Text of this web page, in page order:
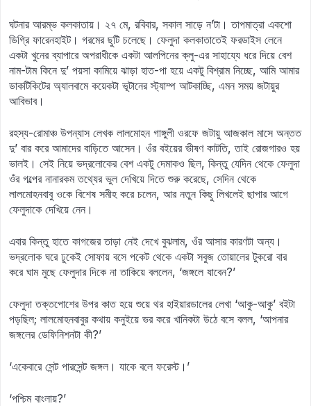
ঘটনার আরম্ভ কলকাতায়। ২৭ মে, রবিবার, সকাল সাড়ে ন’টা। তাপমাত্রা একশো
ডিগ্রি ফারেনহাইট। গরমের ছুটি চলেছে। ফেলুদা কলকাতাতেই ফরডাইস লেনে
একটা খুনের ব্যাপারে অপরাধীকে একটা আলপিনের ক্লু-এর সাহায্যে ধরে দিয়ে বেশ
নাম-টাম কিনে দু’ পয়সা কামিয়ে ঝাড়া হাত-পা হয়ে একটু বিশ্রাম নিচ্ছে, আমি আমার
ডাকটিকিটের অ্যালবামে কয়েকটা ভূটানের স্ট্যাম্প আটকাচ্ছি, এমন সময় জটায়ুর
আবিভাব।
রহস্য-রোমাঞ্চ উপন্যাস লেখক লালমোহন গাঙ্গুলী ওরফে জটায়ু আজকাল মাসে অন্তত
দু’ বার করে আমাদের বাড়িতে আসেন। ওঁর বইয়ের ভীষণ কাটতি, তাই রোজগারও হয়
ভালই। সেই নিয়ে ভদ্রলোকের বেশ একটু দেমাকও ছিল, কিন্তু যেদিন থেকে ফেলুদা
ওঁর গল্পের নানারকম তথ্যের ভুল দেখিয়ে দিতে শুরু করেছে, সেদিন থেকে
লালমোহনবাবু ওকে বিশেষ সমীহ করে চলেন, আর নতুন কিছু লিখলেই ছাপার আগে
ফেলুদাকে দেখিয়ে নেন।
এবার কিন্তু হাতে কাগজের তাড়া নেই দেখে বুঝলাম, ওঁর আসার কারণটা অন্য।
ভদ্রলোক ঘরে ঢুকেই সোফায় বসে পকেট থেকে একটা সবুজ তোয়ালের টুকরো বার
করে ঘাম মুছে ফেলুদার দিকে না তাকিয়ে বললেন, ‘জঙ্গলে যাবেন?’
ফেলুদা তক্তপোশের উপর কাত হয়ে শুয়ে থর হাইয়ারডালের লেখা ‘আকু-আকু’ বইটা
পড়ছিল; লালমোহনবাবুর কথায় কনুইয়ে ভর করে খানিকটা উঠে বসে বলল, ‘আপনার
জঙ্গলের ডেফিনিশনটা কী?’
‘একেবারে সেন্ট পারসেন্ট জঙ্গল। যাকে বলে ফরেস্ট।’
‘পশ্চিম বাংলায়?’